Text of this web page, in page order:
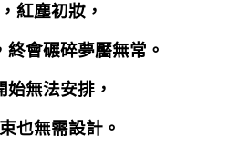
紅塵初妝，
終會碾碎夢靨無常。
始無法安排，
也無需設計。